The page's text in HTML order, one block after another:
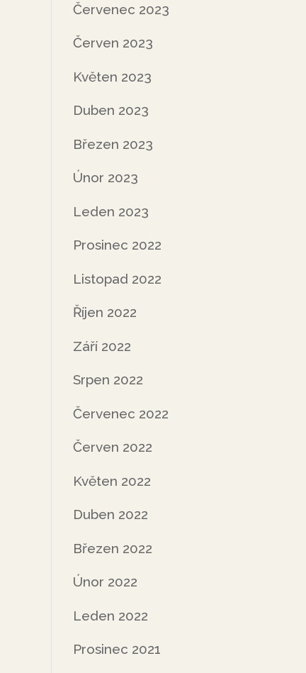
Červenec 2023
Červen 2023
Květen 2023
Duben 2023
Březen 2023
Únor 2023
Leden 2023
Prosinec 2022
Listopad 2022
Říjen 2022
Září 2022
Srpen 2022
Červenec 2022
Červen 2022
Květen 2022
Duben 2022
Březen 2022
Únor 2022
Leden 2022
Prosinec 2021